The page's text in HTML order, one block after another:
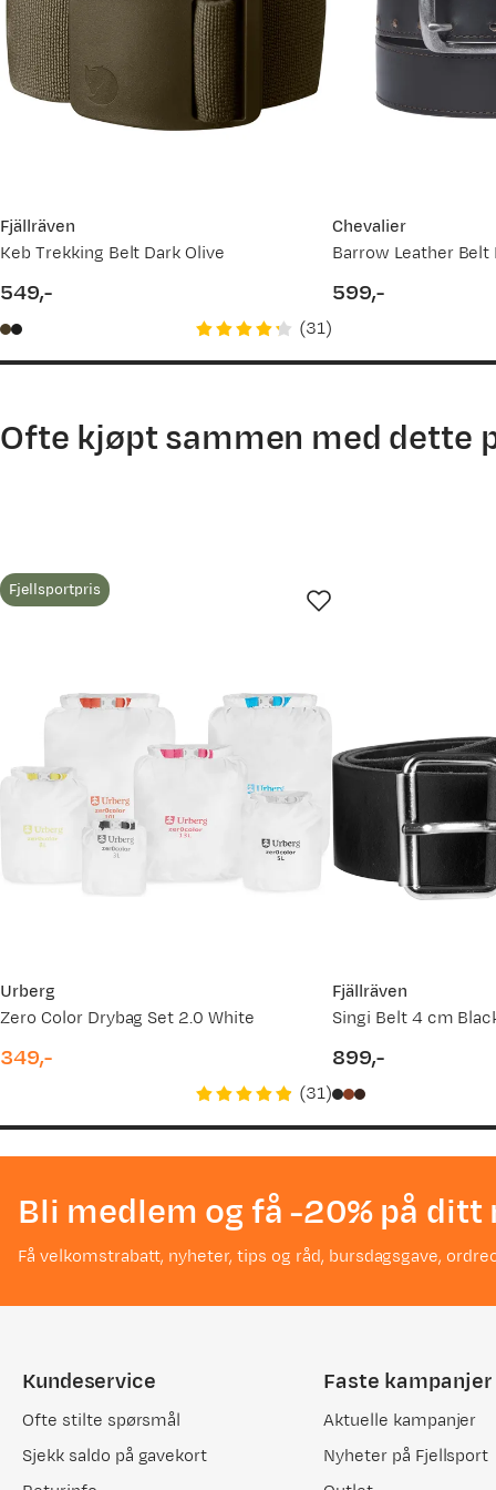
11.03.2026
06.08.2025
Fjällräven
Keb Trekking Belt Dark Olive
549,-
(31)
Chevalier
Barrow Leather Belt
599,-
Ofte kjøpt sammen med dette
Urberg
Zero Color Drybag Set 2.0 White
Fjellsportpris
349,-
(31)
Fjällräven
Singi Belt 4 cm
899,-
Bli medlem og få -20% på
Få velkomstrabatt, nyheter, tips og råd, bursdagsgave,
Kundeservice
Ofte stilte spørsmål
Sjekk saldo på gavekort
Faste kampanjer
Aktuelle kampanjer
Nyheter på Fjellsport